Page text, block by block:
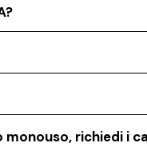
richiedi i